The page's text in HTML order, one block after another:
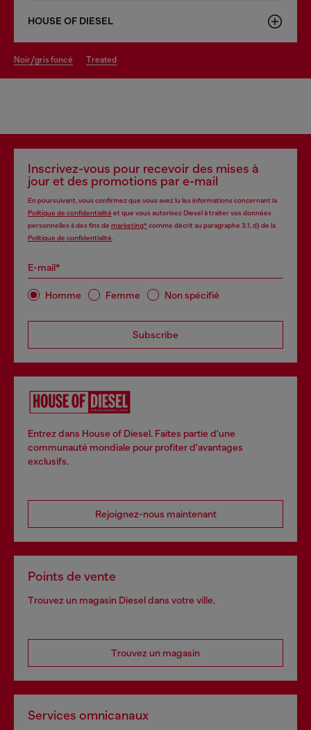
HOUSE OF DIESEL
noir/gris foncé treated
Inscrivez-vous pour recevoir des mises à
jour et des promotions par e-mail
En poursuivant, vous confirmez que vous avez lu les informations concernant la
Politique de confidentialité et que vous autorisez Diesel à traiter vos données
personnelles à des fins de marketing*comme décrit au paragraphe 3.1, d) de la
Politique de confidentialité
E-mail*
Homme Femme Non spécifié
Subscribe
Entrez dans House of Diesel. Faites partie d'une
communauté mondiale pour profiter d'avantages
exclusifs.
Rejoignez-nous maintenant
Points de vente
Trouvez un magasin Diesel dans votre ville.
Trouvez un magasin
Services omnicanaux